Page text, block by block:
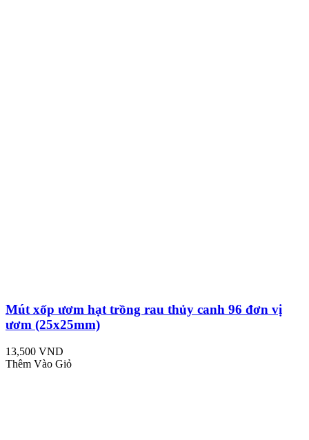
Mút xốp ươm hạt trồng rau thủy canh 96 đơn vị
ươm (25x25mm)
13,500 VND
Thêm Vào Giỏ